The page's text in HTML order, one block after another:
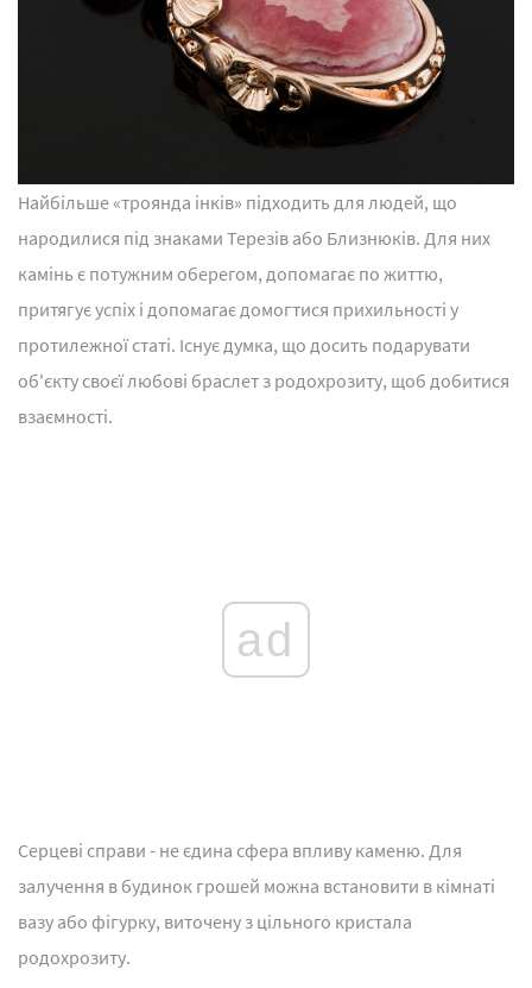
Найбільше «троянда інків» підходить для людей, що
народилися під знаками Терезів або Близнюків. Для них
камінь є потужним оберегом, допомагає по життю,
притягує успіх і допомагає домогтися прихильності у
протилежної статі. Існує думка, що досить подарувати
об'єкту своєї любові браслет з родохрозиту, щоб добитися
взаємності.
ad
Серцеві справи - не єдина сфера впливу каменю. Для
залучення в будинок грошей можна встановити в кімнаті
вазу або фігурку, виточену з цільного кристала
родохрозиту.